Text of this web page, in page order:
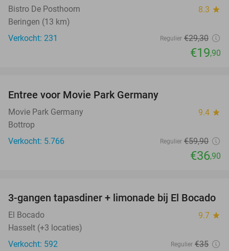
Bistro De Posthoorn 8.3 star
Beringen (13 km)
Verkocht: 231
Regulier €29,30
€19,90
Entree voor Movie Park Germany
Movie Park Germany 9.4 star
Bottrop
Verkocht: 5.766
Regulier €59,90
€36,90
26%
3-gangen tapasdiner + limonade bij El Bocado
El Bocado 9.7 star
Hasselt (+3 locaties)
Verkocht: 592
Regulier €35